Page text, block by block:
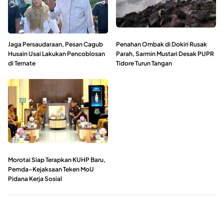
Jaga Persaudaraan, Pesan Cagub
Husain Usai Lakukan Pencoblosan
di Ternate
Penahan Ombak di Dokiri Rusak
Parah, Sarmin Mustari Desak PUPR
Tidore Turun Tangan
Morotai Siap Terapkan KUHP Baru,
Pemda–Kejaksaan Teken MoU
Pidana Kerja Sosial